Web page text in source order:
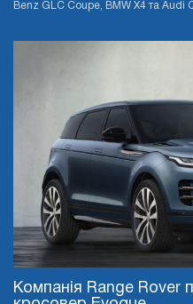
Benz GLC Coupe, BMW X4 та Audi
Компанія Range Rover